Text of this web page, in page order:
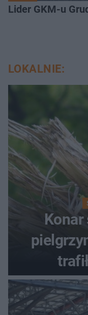
Lider GKM-u
LOKALNIE:
Konar